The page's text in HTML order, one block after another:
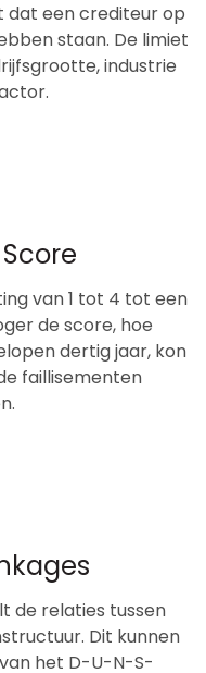
dat een crediteur op
staan. De limiet
industrie
van 1 tot 4 tot een
de score, hoe
dertig jaar, kon
faillisementen
de relaties tussen
Dit kunnen
het D-U-N-S-